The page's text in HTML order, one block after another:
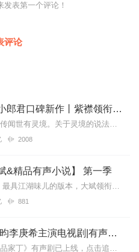
表第一个评论！
评论
灵境行者丨卖报小郎君口碑新作丨紫襟领衔多人有声剧
内容简介亘古通今，传闻世有灵境。关于灵境的说法，历朝历代的名人雅士众说纷纭，诗中记载：“自齐至唐，兹山濅荒，灵境寂寥，罕有人游。”“灵境不可状，鬼工谅难求。”...
2008
&精品有声小说】 第一季
新书力荐:《庆余年》最具江湖味儿的版本，大斌领衔播讲点击进入【内容简介】有个白狐儿脸，佩双刀绣冬春雷，要做那天下第一。湖底有白发老魁爱吃荤。缺门牙老仆背剑匣。山...
881
雪中悍刀行|张若昀李庚希主演电视剧|有声剧|声之优|经典武侠
声之优穿越新作《极品家丁》有声剧已上线，点击追听烽火戏诸侯开创奇幻武侠新世界，再创高峰！一个庙堂权争刀剑交错的时代一个暗潮涌动粉墨登场的江湖北凉草包世子横空逆袭...